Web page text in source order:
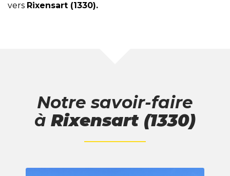
vers Rixensart (1330).
Notre savoir-faire
à Rixensart (1330)